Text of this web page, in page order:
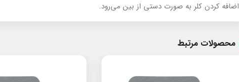
اضافه کردن کلر به صورت دستی از بین می‌رود.
محصولات مرتبط